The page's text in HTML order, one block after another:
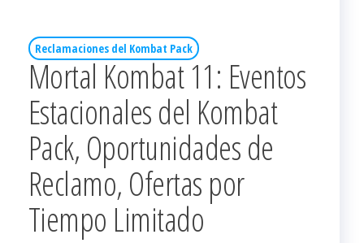
Reclamaciones del Kombat Pack
Mortal Kombat 11: Eventos
Estacionales del Kombat
Pack, Oportunidades de
Reclamo, Ofertas por
Tiempo Limitado